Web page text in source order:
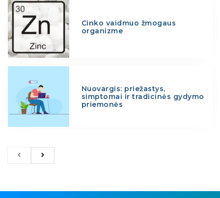
Cinko vaidmuo žmogaus
organizme
Nuovargis: priežastys,
simptomai ir tradicinės gydymo
priemonės